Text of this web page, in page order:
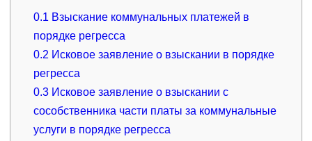
0.1 Взыскание коммунальных платежей в
порядке регресса
0.2 Исковое заявление о взыскании в порядке
регресса
0.3 Исковое заявление о взыскании с
сособственника части платы за коммунальные
услуги в порядке регресса